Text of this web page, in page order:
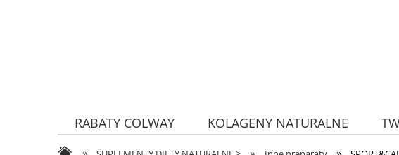
RABATY COLWAY KOLAGENY NATURALNE